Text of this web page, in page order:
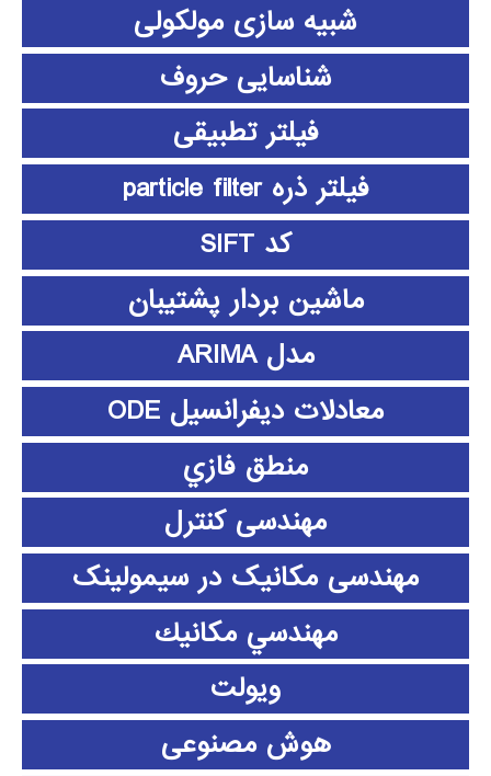
شبیه سازی مولکولی
شناسایی حروف
فیلتر تطبیقی
فیلتر ذره particle filter
کد SIFT
ماشین بردار پشتیبان
مدل ARIMA
معادلات دیفرانسیل ODE
منطق فازي
مهندسی کنترل
مهندسی مکانیک در سیمولینک
مهندسي مكانيك
ویولت
هوش مصنوعی